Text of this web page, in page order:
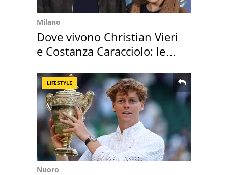
Milano
Dove vivono Christian Vieri
e Costanza Caracciolo: le
LIFESTYLE
Nuoro